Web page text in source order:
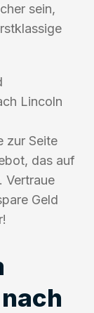
sein,
Lincoln
zur Seite
das auf
Vertraue
Geld